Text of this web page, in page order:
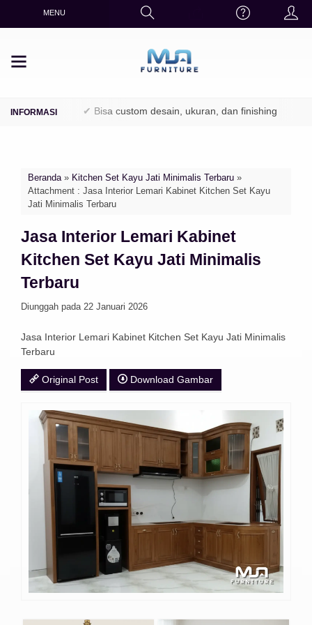
MENU
/ Perhutani) ✔ Bisa custom desain, ukuran, dan finishing
Beranda» Kitchen Set Kayu Jati Minimalis Terbaru »
Attachment : Jasa Interior Lemari Kabinet Kitchen Set Kayu
Jati Minimalis Terbaru
Jasa Interior Lemari Kabinet
Kitchen Set Kayu Jati Minimalis
Terbaru
Diunggah pada 22 Januari 2026
Jasa Interior Lemari Kabinet Kitchen Set Kayu Jati Minimalis
Terbaru
Original Post Download Gambar